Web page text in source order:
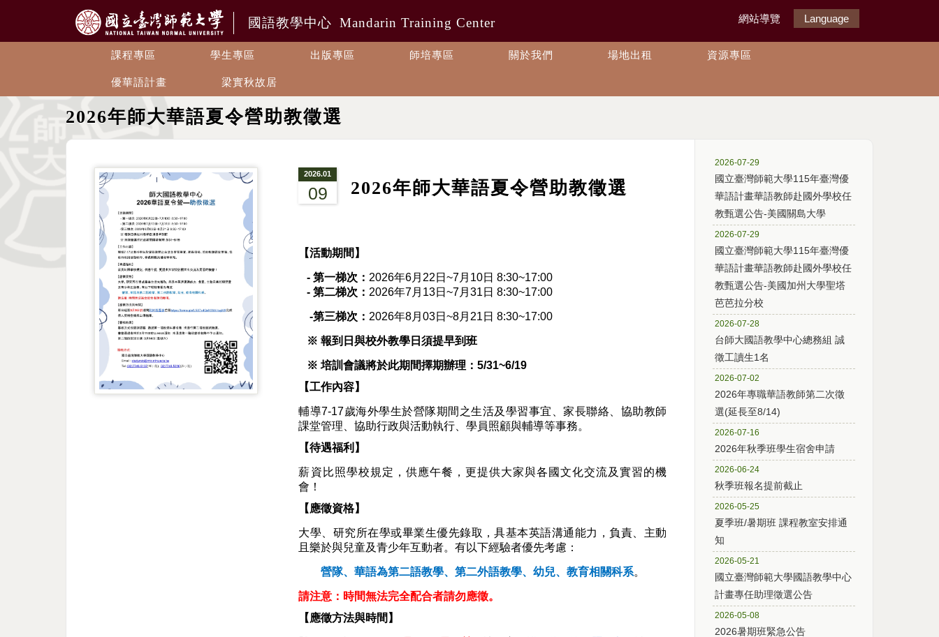
國語教學中心 Mandarin Training Center 網站導覽 Language
課程專區 學生專區 出版專區 師培專區 關於我們 場地出租 資源專區
優華語計畫 梁實秋故居
2026年師大華語夏令營助教徵選
2026.01
09 2026年師大華語夏令營助教徵選
【活動期間】
- 第一梯次： 2026年6月22日~7月10日 8:30~17:00
- 第二梯次： 2026年7月13日~7月31日 8:30~17:00
-第三梯次： 2026年8月03日~8月21日 8:30~17:00
※ 報到日與校外教學日須提早到班
※ 培訓會議將於此期間擇期辦理：5/31~6/19
【工作內容】
輔導7-17歲海外學生於營隊期間之生活及學習事宜、家長聯絡、協助教師
課堂管理、協助行政與活動執行、學員照顧與輔導等事務。
【待遇福利】
薪資比照學校規定，供應午餐，更提供大家與各國文化交流及實習的機
會！
【 應徵資格】
大學、研究所在學或畢業生優先錄取，具基本英語溝通能力，負責、主動
且樂於與兒童及青少年互動者。有以下經驗者優先考慮：
營隊、華語為第二語教學、第二外語教學、幼兒、教育相關科系。
請注意：時間無法完全配合者請勿應徵。
【 應徵方法與時間】
2026-07-29
國立臺灣師範大學115年臺灣優
華語計畫華語教師赴國外學校任
教甄選公告-美國關島大學
2026-07-29
國立臺灣師範大學115年臺灣優
華語計畫華語教師赴國外學校任
教甄選公告-美國加州大學聖塔
芭芭拉分校
2026-07-28
台師大國語教學中心總務組 誠
徵工讀生1名
2026-07-02
2026年專職華語教師第二次徵
選(延長至8/14)
2026-07-16
2026年秋季班學生宿舍申請
2026-06-24
秋季班報名提前截止
2026-05-25
夏季班/暑期班 課程教室安排通
知
2026-05-21
國立臺灣師範大學國語教學中心
計畫專任助理徵選公告
2026-05-08
2026暑期班緊急公告